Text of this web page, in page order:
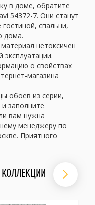
в доме, обратите
54372-7. Они станут
спальни,
дома.
нетоксичен
о свойствах
магазина
обоев из серии,
заполните
вам нужна
менеджеру по
Приятного